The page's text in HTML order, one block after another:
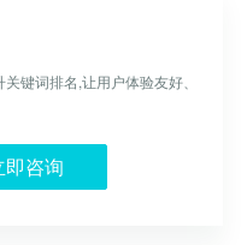
键词排名,让用户体验友好、
即咨询